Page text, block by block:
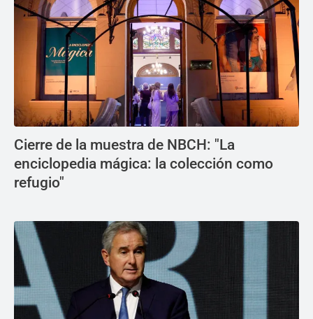
Cierre de la muestra de NBCH: "La
enciclopedia mágica: la colección como
refugio"